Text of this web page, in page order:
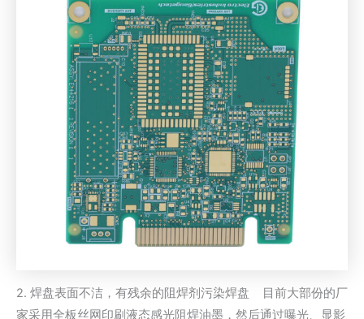
2. 焊盘表面不洁，有残余的阻焊剂污染焊盘 目前大部份的厂
家采用全板丝网印刷液态感光阻焊油墨，然后通过曝光、显影